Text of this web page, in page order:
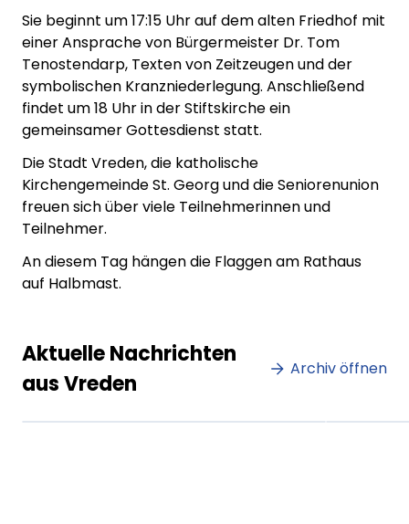
Sie beginnt um 17:15 Uhr auf dem alten Friedhof mit
einer Ansprache von Bürgermeister Dr. Tom
Tenostendarp, Texten von Zeitzeugen und der
symbolischen Kranzniederlegung. Anschließend
findet um 18 Uhr in der Stiftskirche ein
gemeinsamer Gottesdienst statt.
Die Stadt Vreden, die katholische
Kirchengemeinde St. Georg und die Seniorenunion
freuen sich über viele Teilnehmerinnen und
Teilnehmer.
An diesem Tag hängen die Flaggen am Rathaus
auf Halbmast.
Aktuelle Nachrichten
aus Vreden
Archiv öffnen
Lorem ipsum Lorem ipsum